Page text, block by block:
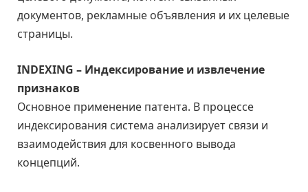
документов, рекламные объявления и их целевые
страницы.
INDEXING – Индексирование и извлечение
признаков
Основное применение патента. В процессе
индексирования система анализирует связи и
взаимодействия для косвенного вывода
концепций.